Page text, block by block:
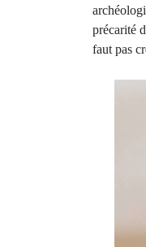
précarité
faut pas